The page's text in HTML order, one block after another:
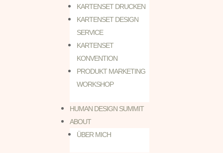
KARTENSET DRUCKEN
KARTENSET DESIGN
SERVICE
KARTENSET
KONVENTION
PRODUKT MARKETING
WORKSHOP
HUMAN DESIGN SUMMIT
ABOUT
ÜBER MICH